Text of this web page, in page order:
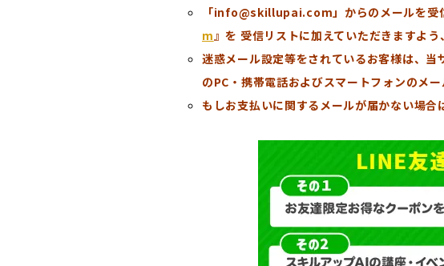
「info@skillupai.com」からのメールを受
m 』を 受信リストに加えていただきますよう
迷惑メール設定等をされているお客様は、
のPC・携帯電話およびスマートフォンのメ
もしお支払いに関するメールが届かない場合